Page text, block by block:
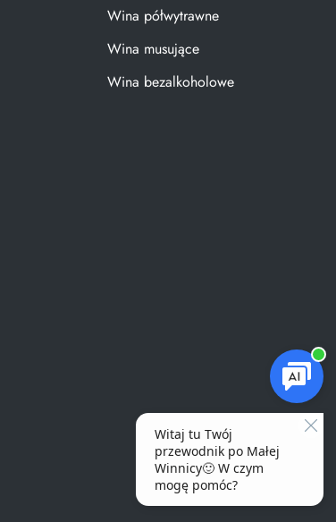
Wina półwytrawne
Wina musujące
Wina bezalkoholowe